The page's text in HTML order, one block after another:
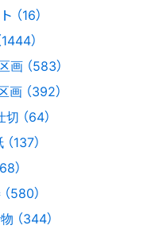
（16）
）
（583）
（392）
（64）
137）
）
580）
（344）